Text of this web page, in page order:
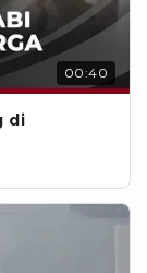
00:40
di